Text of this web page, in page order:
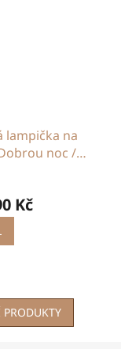
lampička na
noc /
Kč